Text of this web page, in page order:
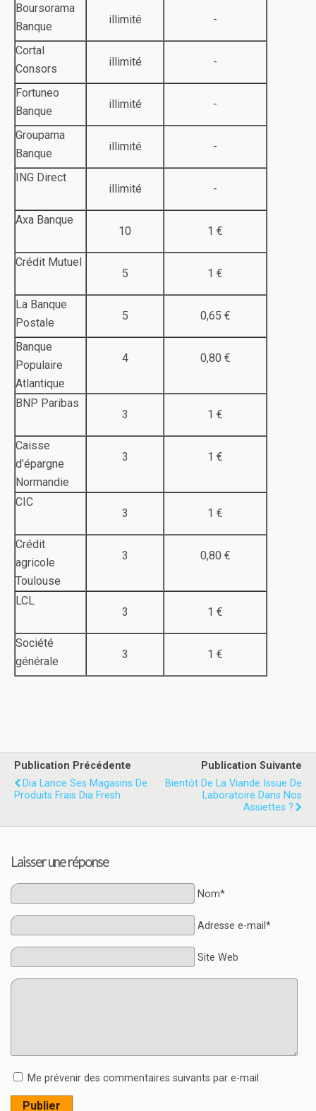
Boursorama
Banque
illimité -
Cortal
Consors
illimité -
Fortuneo
Banque
illimité -
Groupama
Banque
illimité -
ING Direct
illimité
-
Axa Banque
10
1 €
Crédit Mutuel
5
1 €
La Banque
Postale
5 0,65 €
Banque
Populaire
Atlantique
4 0,80 €
BNP Paribas
3
1 €
Caisse
d’épargne
Normandie
3 1 €
CIC
3
1 €
Crédit
agricole
Toulouse
3 0,80 €
LCL
3
1 €
Société
générale
3 1 €
Publication Précédente
Dia Lance Ses Magasins De
Produits Frais Dia Fresh
Publication Suivante
Bientôt De La Viande Issue De
Laboratoire Dans Nos
Assiettes ?
Laisser une réponse
Nom*
Adresse e-mail*
Site Web
Me prévenir des commentaires suivants par e-mail
Publier